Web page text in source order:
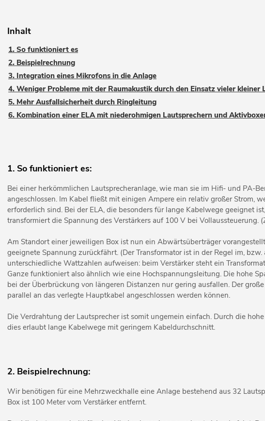
Inhalt
1. So funktioniert es
2. Beispielrechnung
3. Integration eines Mikrofons in die Anlage
4. Weniger Probleme mit der Raumakustik durch den Einsatz vieler kleiner
5. Mehr Ausfallsicherheit durch Ringleitung
6. Kombination einer ELA mit niederohmigen Lautsprechern und
1. So funktioniert es:
Bei einer herkömmlichen Lautsprecheranlage, wie man sie im Hifi- und PA-
angeschlossen. Im Kabel fließt mit einigen Ampere ein relativ großer Strom,
erforderlich sind. Bei der ELA, die besonders für lange Kabelwege geeignet
transformiert die Spannung des Verstärkers auf 100 V bei Vollaussteuerung.
Am Standort einer jeweiligen Box ist nun ein Abwärtsüberträger
geeignete Spannung zurückfährt. (Der Transformator ist in der Regel im,
unterschiedliche Wattzahlen aufweisen: beim Verstärker steht ein
Ganze funktioniert also ähnlich wie eine Hochspannungsleitung. Die hohe
bei der Überbrückung von längeren Distanzen nur gering ausfallen. Der
parallel an das verlegte Hauptkabel angeschlossen werden können.
Die Verdrahtung der Lautsprecher ist somit ungemein einfach. Durch die
dies erlaubt lange Kabelwege mit geringem Kabeldurchschnitt.
2. Beispielrechnung:
Wir benötigen für eine Mehrzweckhalle eine Anlage bestehend aus 32
Box ist 100 Meter vom Verstärker entfernt.